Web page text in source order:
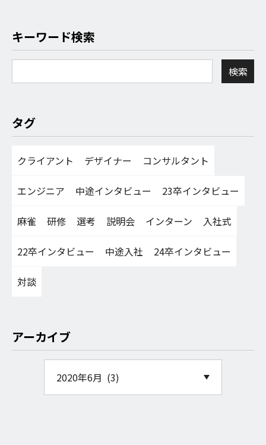
キーワード検索
タグ
クライアント デザイナー コンサルタント
エンジニア 中途インタビュー 23卒インタビュー
麻雀 研修 選考 説明会 インターン 入社式
22卒インタビュー 中途入社 24卒インタビュー
対談
アーカイブ